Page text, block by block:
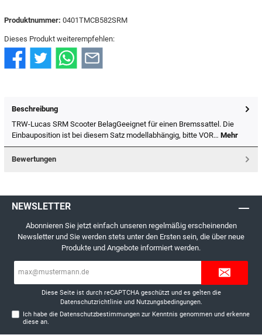
Produktnummer: 0401TMCB582SRM
Dieses Produkt weiterempfehlen:
Beschreibung
TRW-Lucas SRM Scooter BelagGeeignet für einen Bremssattel. Die
Einbauposition ist bei diesem Satz modellabhängig, bitte VOR… Mehr
Bewertungen
NEWSLETTER
Abonnieren Sie jetzt einfach unseren regelmäßig erscheinenden
Newsletter und Sie werden stets unter den Ersten sein, die über neue
Produkte und Angebote informiert werden.
Diese Seite ist durch reCAPTCHA geschützt und es gelten die
Datenschutzrichtlinieund Nutzungsbedingungen.
Ich habe die Datenschutzbestimmungen zur Kenntnis genommen und erkenne
diese an.